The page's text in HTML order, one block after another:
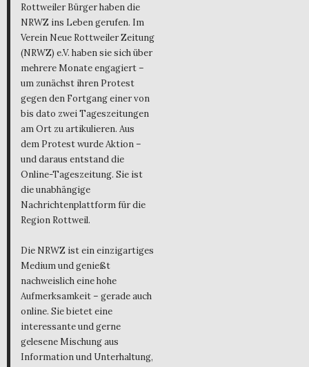
Rottweiler Bürger haben die
NRWZ ins Leben gerufen. Im
Verein Neue Rottweiler Zeitung
(NRWZ) e.V. haben sie sich über
mehrere Monate engagiert –
um zunächst ihren Protest
gegen den Fortgang einer von
bis dato zwei Tageszeitungen
am Ort zu artikulieren. Aus
dem Protest wurde Aktion –
und daraus entstand die
Online-Tageszeitung. Sie ist
die unabhängige
Nachrichtenplattform für die
Region Rottweil.
Die NRWZ ist ein einzigartiges
Medium und genießt
nachweislich eine hohe
Aufmerksamkeit – gerade auch
online. Sie bietet eine
interessante und gerne
gelesene Mischung aus
Information und Unterhaltung,